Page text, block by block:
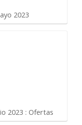
2023
2023 : Ofertas